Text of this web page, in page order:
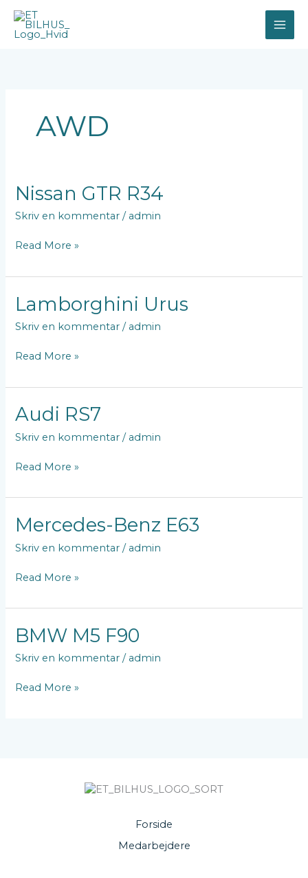
indholdet
AWD
Nissan GTR R34
Skriv en kommentar / admin
Nissan
GTR
R34
Read More »
Lamborghini Urus
Skriv en kommentar / admin
Lamborghini
Urus
Read More »
Audi RS7
Skriv en kommentar / admin
Audi
RS7
Read More »
Mercedes-Benz E63
Skriv en kommentar / admin
Mercedes-
Benz
E63
Read More »
BMW M5 F90
Skriv en kommentar / admin
BMW
M5
F90
Read More »
Forside
Medarbejdere